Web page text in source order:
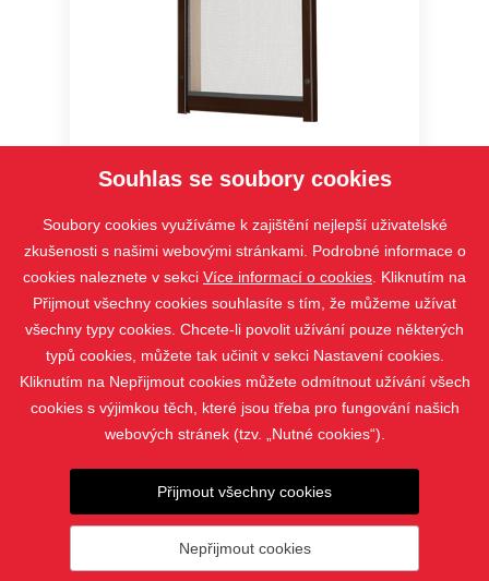
PRODUKTY
Souhlas se soubory cookies
Soubory cookies využíváme k zajištění nejlepší uživatelské
zkušenosti s našimi webovými stránkami. Podrobné informace o
cookies naleznete v sekci Více informací o cookies . Kliknutím na
Přijmout všechny cookies souhlasíte s tím, že můžeme užívat
všechny typy cookies. Chcete-li povolit užívání pouze některých
typů cookies, můžete tak učinit v sekci Nastavení cookies.
Kliknutím na Nepřijmout cookies můžete odmítnout užívání všech
cookies s výjimkou těch, které jsou třeba pro fungování našich
webových stránek (tzv. „Nutné cookies“).
Přijmout všechny cookies
Nepřijmout cookies